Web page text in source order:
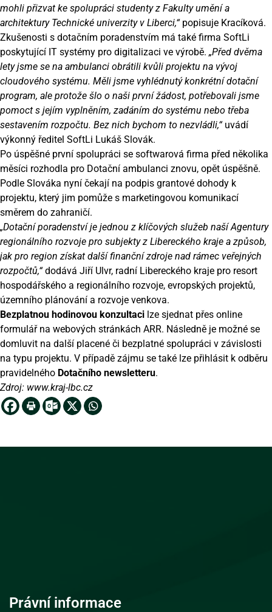
mohli přizvat ke spolupráci studenty z Fakulty umění a
architektury Technické univerzity v Liberci,“popisuje Kracíková.
Zkušenosti s dotačním poradenstvím má také firma SoftLi
poskytující IT systémy pro digitalizaci ve výrobě. „Před dvěma
lety jsme se na ambulanci obrátili kvůli projektu na vývoj
cloudového systému. Měli jsme vyhlédnutý konkrétní dotační
program, ale protože šlo o naši první žádost, potřebovali jsme
pomoct s jejím vyplněním, zadáním do systému nebo třeba
sestavením rozpočtu. Bez nich bychom to nezvládli,“ uvádí
výkonný ředitel SoftLi Lukáš Slovák.
Po úspěšné první spolupráci se softwarová firma před několika
měsíci rozhodla pro Dotační ambulanci znovu, opět úspěšně.
Podle Slováka nyní čekají na podpis grantové dohody k
projektu, který jim pomůže s marketingovou komunikací
směrem do zahraničí.
„Dotační poradenství je jednou z klíčových služeb naší Agentury
regionálního rozvoje pro subjekty z Libereckého kraje a způsob,
jak pro region získat další finanční zdroje nad rámec veřejných
rozpočtů,“dodává Jiří Ulvr, radní Libereckého kraje pro resort
hospodářského a regionálního rozvoje, evropských projektů,
územního plánování a rozvoje venkova.
Bezplatnou hodinovou konzultaci lze sjednat přes online
formulář na webových stránkách ARR. Následně je možné se
domluvit na další placené či bezplatné spolupráci v závislosti
na typu projektu. V případě zájmu se také lze přihlásit k odběru
pravidelného Dotačního newsletteru.
Zdroj: www.kraj-lbc.cz
Právní informace